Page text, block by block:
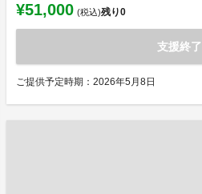
¥51,000 (税込)残り0
支援終了
ご提供予定時期：2026年5月8日